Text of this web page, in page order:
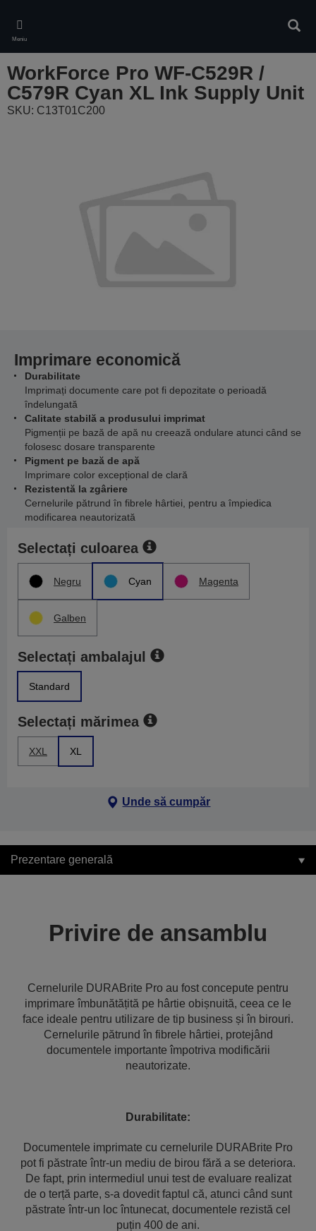
main
content
Meniu
WorkForce Pro WF-C529R /
C579R Cyan XL Ink Supply Unit
SKU: C13T01C200
Imprimare economică
Durabilitate
Imprimați documente care pot fi depozitate o perioadă
îndelungată
Calitate stabilă a produsului imprimat
Pigmenții pe bază de apă nu creează ondulare atunci când se
folosesc dosare transparente
Pigment pe bază de apă
Imprimare color excepțional de clară
Rezistentă la zgâriere
Cernelurile pătrund în fibrele hârtiei, pentru a împiedica
modificarea neautorizată
Selectați culoarea
Negru Cyan Magenta
Galben
Selectați ambalajul
Standard
Selectați mărimea
XXL XL
Unde să cumpăr
Prezentare generală
Privire de ansamblu
Cernelurile DURABrite Pro au fost concepute pentru
imprimare îmbunătățită pe hârtie obișnuită, ceea ce le
face ideale pentru utilizare de tip business și în birouri.
Cernelurile pătrund în fibrele hârtiei, protejând
documentele importante împotriva modificării
neautorizate.
Durabilitate:
Documentele imprimate cu cernelurile DURABrite Pro
pot fi păstrate într-un mediu de birou fără a se deteriora.
De fapt, prin intermediul unui test de evaluare realizat
de o terță parte, s-a dovedit faptul că, atunci când sunt
păstrate într-un loc întunecat, documentele rezistă cel
puțin 400 de ani.